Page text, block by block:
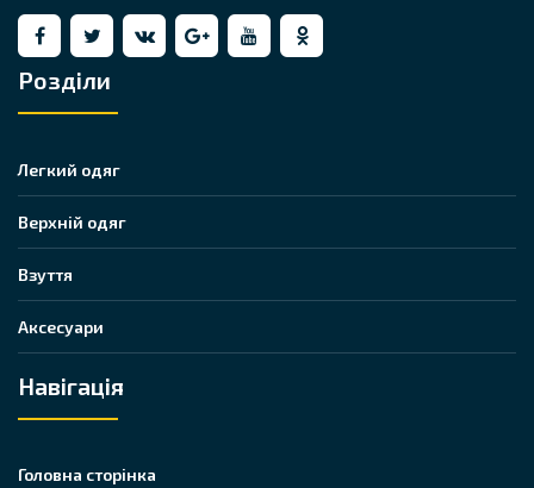
Розділи
Легкий одяг
Верхній одяг
Взуття
Аксесуари
Навігація
Головна сторінка